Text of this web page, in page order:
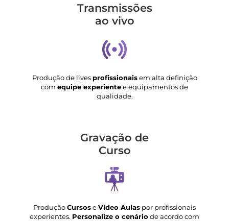
Transmis­sões
ao vivo
Produção de lives profissionaisem alta definição
com equipe experientee equipamentos de
qualidade.
Gravação de
Curso
ProduçãoCursoseVídeo Aulas por profissionais
experientes. Personalize o cenário de acordo com